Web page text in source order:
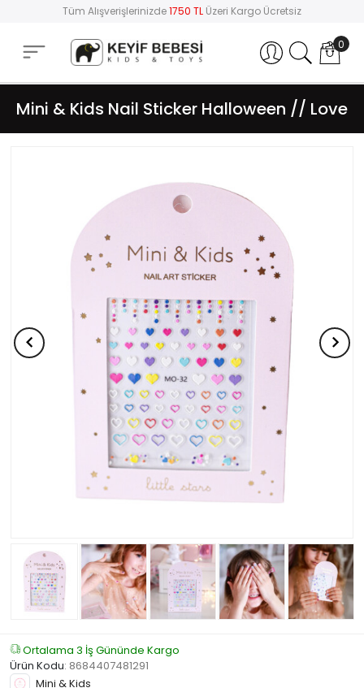
Tüm Alışverişlerinizde1750 TL Üzeri Kargo Ücretsiz
Hesabım 0
Mini & Kids Nail Sticker Halloween // Love
Ortalama 3 İş Gününde Kargo
Ürün Kodu: 8684407481291
Mini & Kids